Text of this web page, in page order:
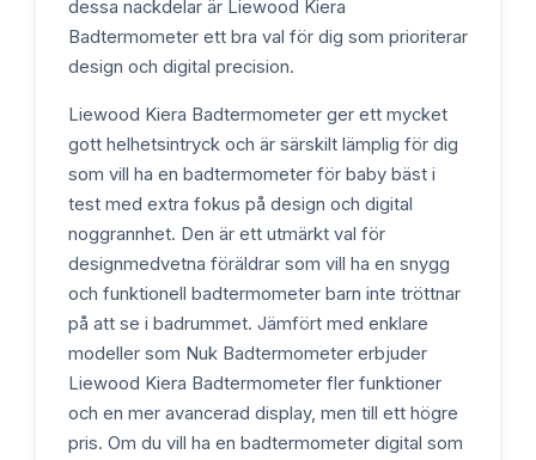
dessa nackdelar är Liewood Kiera
Badtermometer ett bra val för dig som prioriterar
design och digital precision.
Liewood Kiera Badtermometer ger ett mycket
gott helhetsintryck och är särskilt lämplig för dig
som vill ha en badtermometer för baby bäst i
test med extra fokus på design och digital
noggrannhet. Den är ett utmärkt val för
designmedvetna föräldrar som vill ha en snygg
och funktionell badtermometer barn inte tröttnar
på att se i badrummet. Jämfört med enklare
modeller som Nuk Badtermometer erbjuder
Liewood Kiera Badtermometer fler funktioner
och en mer avancerad display, men till ett högre
pris. Om du vill ha en badtermometer digital som